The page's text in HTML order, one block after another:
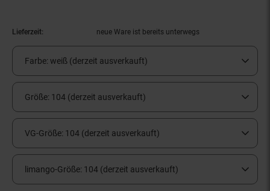
Lieferzeit: neue Ware ist bereits unterwegs
Farbe: weiß (derzeit ausverkauft)
Größe: 104 (derzeit ausverkauft)
VG-Größe: 104 (derzeit ausverkauft)
limango-Größe: 104 (derzeit ausverkauft)